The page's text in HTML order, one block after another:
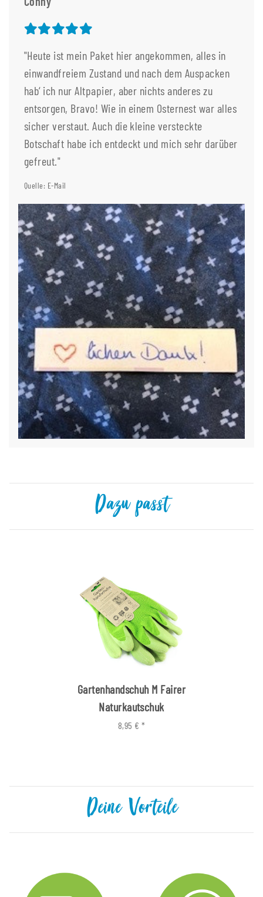
"Heute ist mein Paket hier angekommen, alles in
einwandfreiem Zustand und nach dem Auspacken
hab‘ ich nur Altpapier, aber nichts anderes zu
entsorgen, Bravo! Wie in einem Osternest war alles
sicher verstaut. Auch die kleine versteckte
Botschaft habe ich entdeckt und mich sehr darüber
gefreut."
Quelle: E-Mail
Dazu passt
Gartenhandschuh M Fairer
Naturkautschuk
8,95 € *
Deine Vorteile